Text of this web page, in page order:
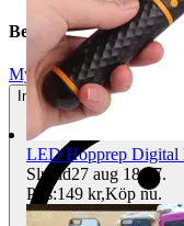
Beskrivning
Mycket gott skick
Inga eller minimala tecken
LED Hopprep Digital
Sluttid27 aug 18:47.
Pris:149 kr,Köp nu.